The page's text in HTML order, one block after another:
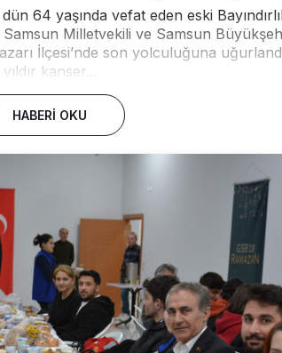
64 yaşında vefat eden eski
Milletvekili ve Samsun
İlçesi’nde son yolculuğuna
yıldır kanser...
HABERI OKU